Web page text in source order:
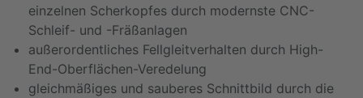
einzelnen Scherkopfes durch modernste CNC-
Schleif- und -Fräßanlagen
außerordentliches Fellgleitverhalten durch High-
End-Oberflächen-Veredelung
gleichmäßiges und sauberes Schnittbild durch die